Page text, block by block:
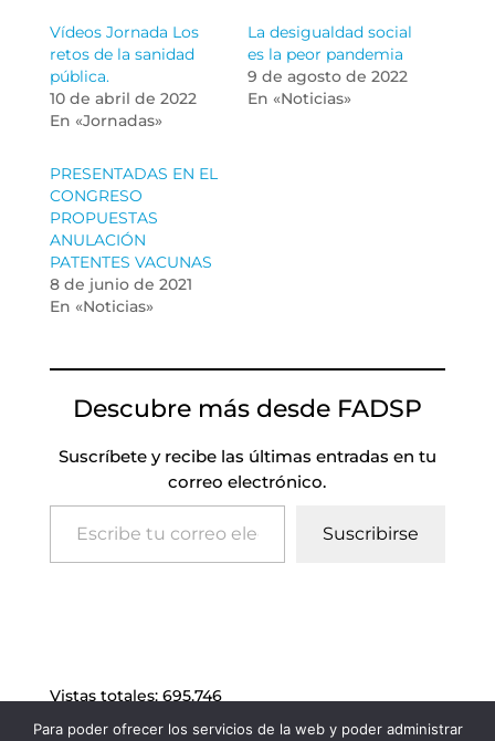
Vídeos Jornada Los
retos de la sanidad
pública.
10 de abril de 2022
En «Jornadas»
La desigualdad social
es la peor pandemia
9 de agosto de 2022
En «Noticias»
PRESENTADAS EN EL
CONGRESO
PROPUESTAS
ANULACIÓN
PATENTES VACUNAS
8 de junio de 2021
En «Noticias»
Descubre más desde FADSP
Suscríbete y recibe las últimas entradas en tu
correo electrónico.
Escribe tu correo electrónico…
Suscribirse
Vistas totales: 695.746
Para poder ofrecer los servicios de la web y poder administrar